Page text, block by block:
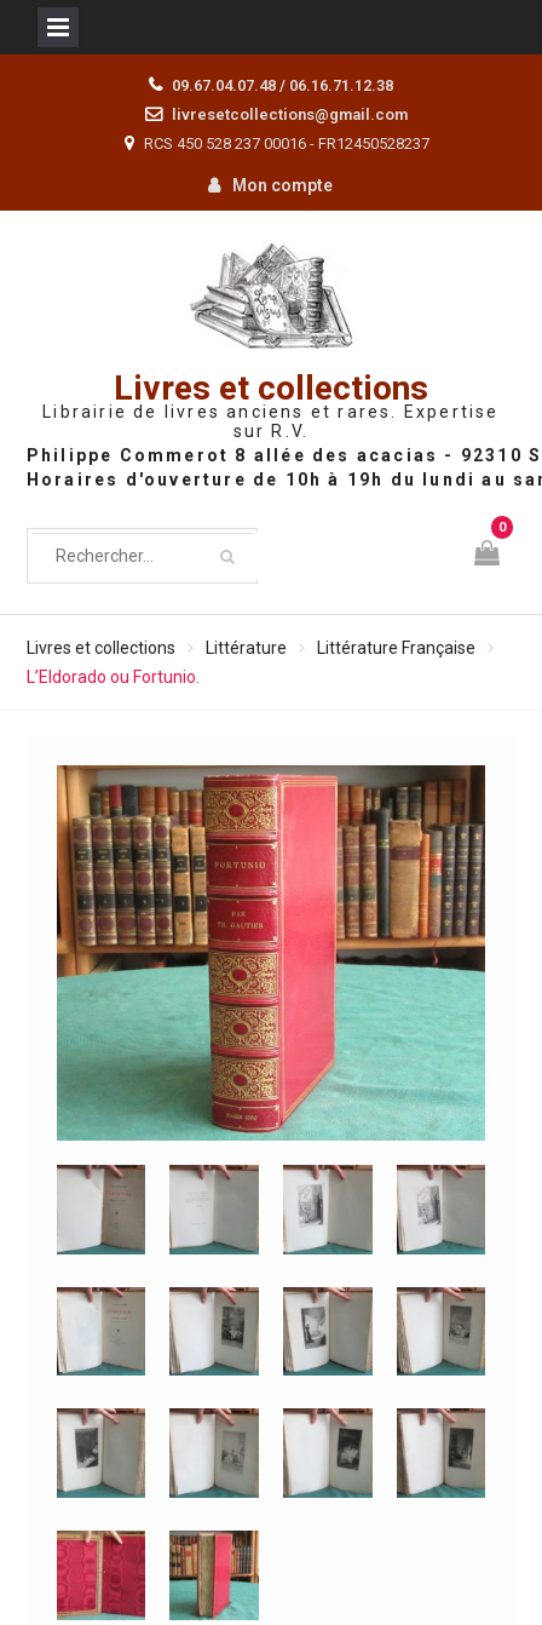
09.67.04.07.48 / 06.16.71.12.38
livresetcollections@gmail.com
RCS 450 528 237 00016 - FR12450528237
Mon compte
Livres et collections
Librairie de livres anciens et rares. Expertise
sur R.V.
0
Livres et collections Littérature
Littérature Française
L’Eldorado ou Fortunio.